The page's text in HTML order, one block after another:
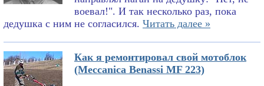
воевал!". И так несколько раз, пока
дедушка с ним не согласился. Читать далее »
Как я ремонтировал свой мотоблок
(Meccanica Benassi MF 223)